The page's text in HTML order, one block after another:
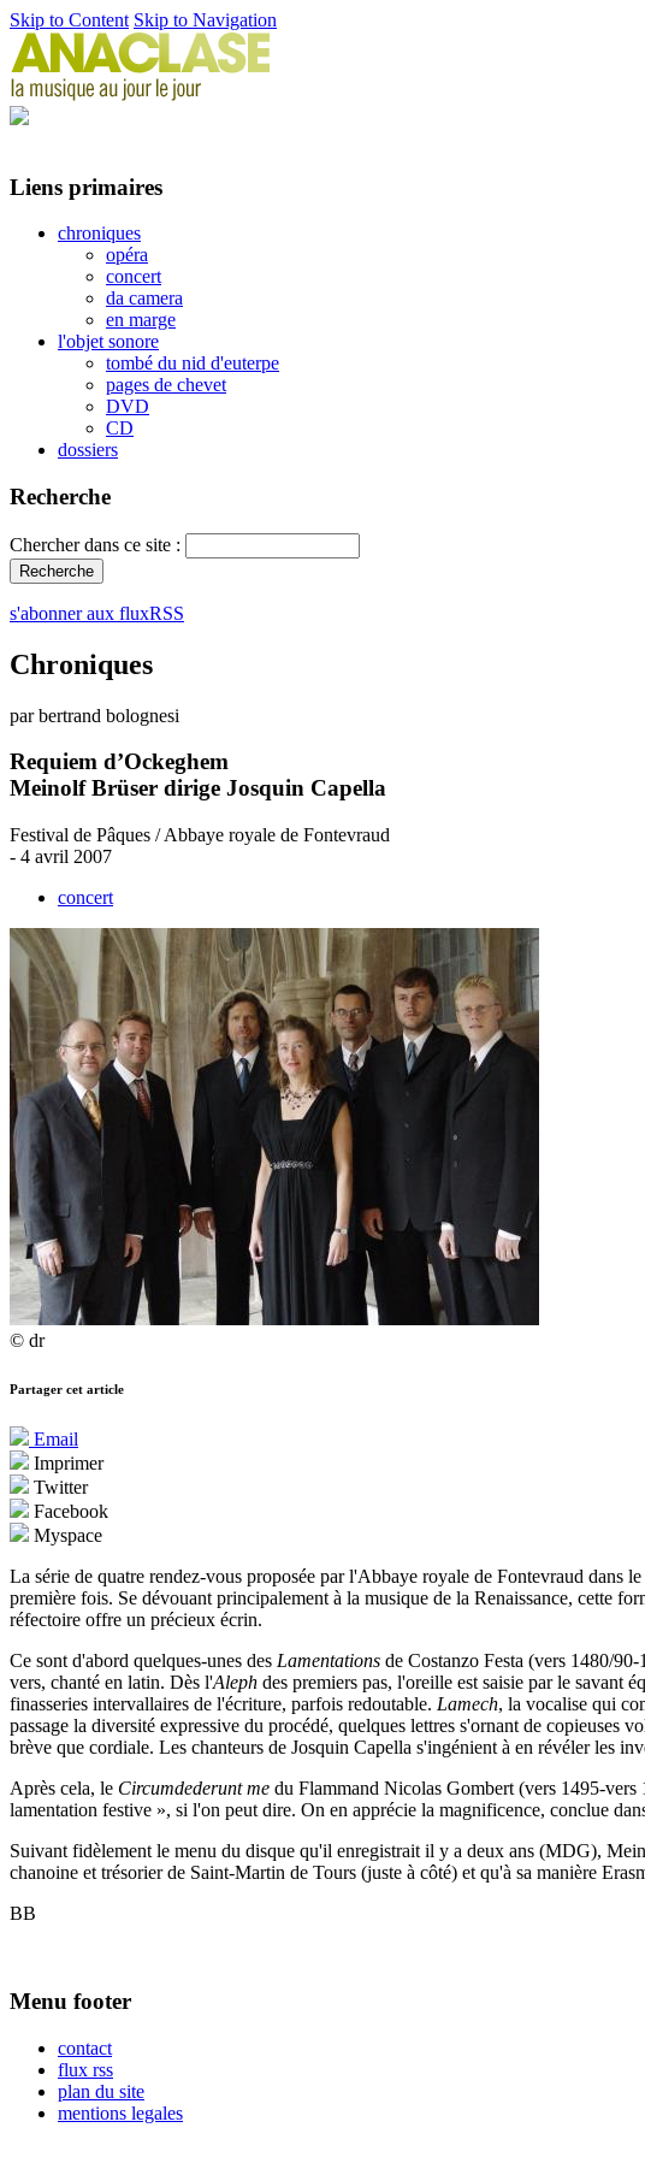
Skip to Content Skip to Navigation
Liens primaires
chroniques
opéra
concert
da camera
en marge
l'objet sonore
tombé du nid d'euterpe
pages de chevet
DVD
CD
dossiers
Recherche
Chercher dans ce site :
s'abonner aux fluxRSS
Chroniques
par bertrand bolognesi
Requiem d’Ockeghem
Meinolf Brüser dirige Josquin Capella
Festival de Pâques / Abbaye royale de Fontevraud
- 4 avril 2007
concert
© dr
Partager cet article
Email
Imprimer
Twitter
Facebook
Myspace
La série de quatre rendez-vous proposée par l'Abbaye royale de Fontevraud dans le
première fois. Se dévouant principalement à la musique de la Renaissance, cette
réfectoire offre un précieux écrin.
Ce sont d'abord quelques-unes des Lamentations de Costanzo Festa (vers 1480/
vers, chanté en latin. Dès l'Aleph des premiers pas, l'oreille est saisie par le savant
finasseries intervallaires de l'écriture, parfois redoutable. Lamech, la vocalise qui
passage la diversité expressive du procédé, quelques lettres s'ornant de copieuses
brève que cordiale. Les chanteurs de Josquin Capella s'ingénient à en révéler les
Après cela, le Circumdederunt me du Flammand Nicolas Gombert (vers 1495-
lamentation festive », si l'on peut dire. On en apprécie la magnificence, conclue
Suivant fidèlement le menu du disque qu'il enregistrait il y a deux ans (MDG),
chanoine et trésorier de Saint-Martin de Tours (juste à côté) et qu'à sa manière
BB
Menu footer
contact
flux rss
plan du site
mentions legales